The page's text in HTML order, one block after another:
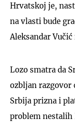
Hrvatskoj je,
na vlasti bude
Aleksandar Vučić
Lozo smatra da
ozbljan razgovor
Srbija prizna i
problem nestalih